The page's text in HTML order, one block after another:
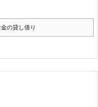
の貸し借り